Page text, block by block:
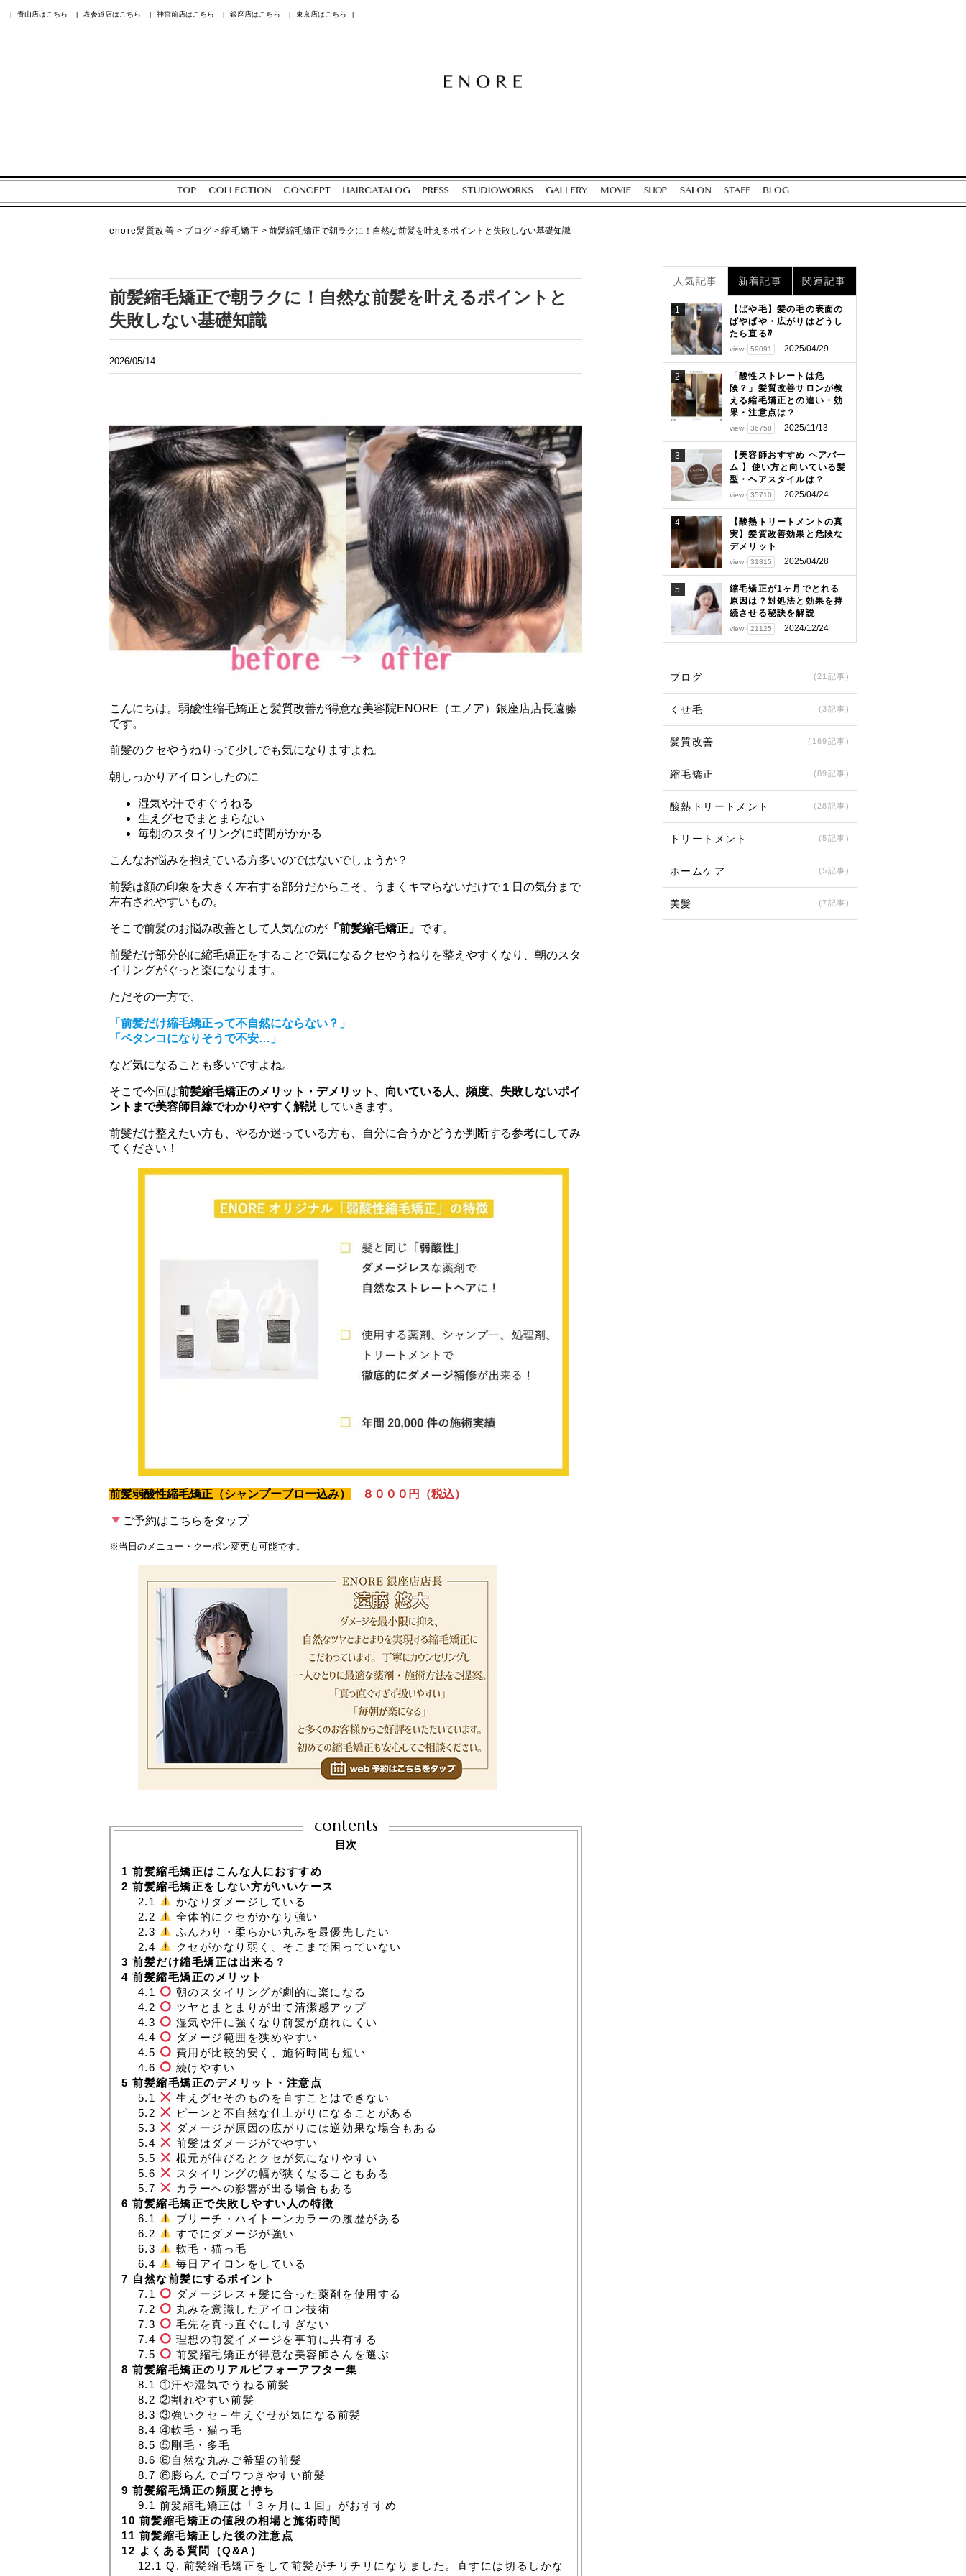
青山店はこちら 表参道店はこちら 神宮前店はこちら 銀座店はこちら 東京店はこちら
enore髪質改善 > ブログ >縮毛矯正 >前髪縮毛矯正で朝ラクに！自然な前髪を叶えるポイントと失敗しない基礎知識
前髪縮毛矯正で朝ラクに！自然な前髪を叶えるポイントと
失敗しない基礎知識
2026/05/14
こんにちは。弱酸性縮毛矯正と髪質改善が得意な美容院ENORE（エノア）銀座店店長遠藤
です。
前髪のクセやうねりって少しでも気になりますよね。
朝しっかりアイロンしたのに
湿気や汗ですぐうねる
生えグセでまとまらない
毎朝のスタイリングに時間がかかる
こんなお悩みを抱えている方多いのではないでしょうか？
前髪は顔の印象を大きく左右する部分だからこそ、うまくキマらないだけで１日の気分まで
左右されやすいもの。
そこで前髪のお悩み改善として人気なのが 「前髪縮毛矯正」 です。
前髪だけ部分的に縮毛矯正をすることで気になるクセやうねりを整えやすくなり、朝のスタ
イリングがぐっと楽になります。
ただその一方で、
「前髪だけ縮毛矯正って不自然にならない？」
「ペタンコになりそうで不安…」
など気になることも多いですよね。
そこで今回は前髪縮毛矯正のメリット・デメリット、向いている人、頻度、失敗しないポイ
ントまで美容師目線でわかりやすく解説していきます。
前髪だけ整えたい方も、やるか迷っている方も、自分に合うかどうか判断する参考にしてみ
てください！
前髪弱酸性縮毛矯正（シャンプーブロー込み） ８０００円（税込）
ご予約はこちらをタップ
※当日のメニュー・クーポン変更も可能です。
contents
目次
1 前髪縮毛矯正はこんな人におすすめ
2 前髪縮毛矯正をしない方がいいケース
2.1
かなりダメージしている
2.2
全体的にクセがかなり強い
2.3
ふんわり・柔らかい丸みを最優先したい
2.4
クセがかなり弱く、そこまで困っていない
3 前髪だけ縮毛矯正は出来る？
4 前髪縮毛矯正のメリット
4.1
朝のスタイリングが劇的に楽になる
4.2
ツヤとまとまりが出て清潔感アップ
4.3
湿気や汗に強くなり前髪が崩れにくい
4.4
ダメージ範囲を狭めやすい
4.5
費用が比較的安く、施術時間も短い
4.6
続けやすい
5 前髪縮毛矯正のデメリット・注意点
5.1
生えグセそのものを直すことはできない
5.2
ピーンと不自然な仕上がりになることがある
5.3
ダメージが原因の広がりには逆効果な場合もある
5.4
前髪はダメージがでやすい
5.5
根元が伸びるとクセが気になりやすい
5.6
スタイリングの幅が狭くなることもある
5.7
カラーへの影響が出る場合もある
6 前髪縮毛矯正で失敗しやすい人の特徴
6.1
ブリーチ・ハイトーンカラーの履歴がある
6.2
すでにダメージが強い
6.3
軟毛・猫っ毛
6.4
毎日アイロンをしている
7 自然な前髪にするポイント
7.1
ダメージレス＋髪に合った薬剤を使用する
7.2
丸みを意識したアイロン技術
7.3
毛先を真っ直ぐにしすぎない
7.4
理想の前髪イメージを事前に共有する
7.5
前髪縮毛矯正が得意な美容師さんを選ぶ
8 前髪縮毛矯正のリアルビフォーアフター集
8.1 ①汗や湿気でうねる前髪
8.2 ②割れやすい前髪
8.3 ③強いクセ＋生えぐせが気になる前髪
8.4 ④軟毛・猫っ毛
8.5 ⑤剛毛・多毛
8.6 ⑥自然な丸みご希望の前髪
8.7 ⑥膨らんでゴワつきやすい前髪
9 前髪縮毛矯正の頻度と持ち
9.1 前髪縮毛矯正は「３ヶ月に１回」がおすすめ
10 前髪縮毛矯正の値段の相場と施術時間
11 前髪縮毛矯正した後の注意点
12 よくある質問（Q&A）
12.1 Q. 前髪縮毛矯正をして前髪がチリチリになりました。直すには切るしかな
人気記事 新着記事 関連記事
1
【ぱや毛】髪の毛の表面の
ぱやぱや・広がりはどうし
たら直る⁇
view 59091 2025/04/29
2
「酸性ストレートは危
険？」髪質改善サロンが教
える縮毛矯正との違い・効
果・注意点は？
view 36758 2025/11/13
3
【美容師おすすめ ヘアバー
ム 】使い方と向いている髪
型・ヘアスタイルは？
view 35710 2025/04/24
4
【酸熱トリートメントの真
実】髪質改善効果と危険な
デメリット
view 31815 2025/04/28
5
縮毛矯正が1ヶ月でとれる
原因は？対処法と効果を持
続させる秘訣を解説
view 21125 2024/12/24
ブログ (21記事)
くせ毛 (3記事)
髪質改善 (169記事)
縮毛矯正 (89記事)
酸熱トリートメント (28記事)
トリートメント (5記事)
ホームケア (5記事)
美髪 (7記事)